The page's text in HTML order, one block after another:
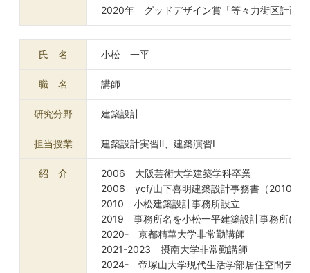
2020年 グッドデザイン賞「等々力街区計画
氏 名 小松 一平
職 名 講師
研究分野 建築設計
担当授業 建築設計実習Ⅱ、建築演習Ⅰ
紹 介
2006 大阪芸術大学建築学科卒業
2006 ycf/山下喜明建築設計事務書（2010ま
2010 小松建築設計事務所設立
2019 事務所名を小松一平建築設計事務所に改
2020- 京都精華大学非常勤講師
2021-2023 摂南大学非常勤講師
2024- 帝塚山大学現代生活学部居住空間デザ